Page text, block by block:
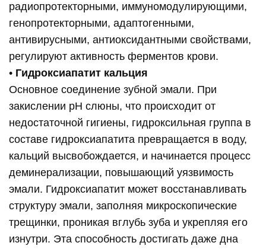
радиопротекторными, иммуномодулирующими,
генопротекторными, адаптогенными,
антивирусными, антиоксидантными свойствами,
регулируют активность ферментов крови.
• Гидроксиапатит кальция
Основное соединение зубной эмали. При
закислении pH слюны, что происходит от
недостаточной гигиены, гидроксильная группа в
составе гидроксиапатита превращается в воду,
кальций высвобождается, и начинается процесс
деминерализации, повышающий уязвимость
эмали. Гидроксиапатит может восстанавливать
структуру эмали, заполняя микроскопические
трещинки, проникая вглубь зуба и укрепляя его
изнутри. Эта способность достигать даже дна